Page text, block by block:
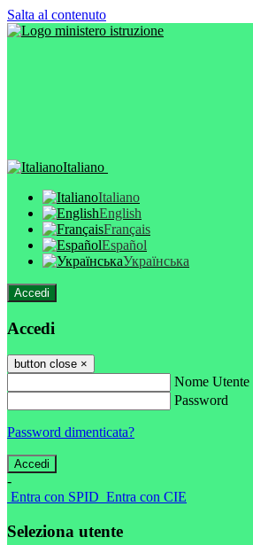
Salta al contenuto
Italiano
Italiano
English
Français
Español
Українська
Accedi
Accedi
button close ×
Nome Utente
Password
Password dimenticata?
-
Entra con SPID Entra con CIE
Seleziona utente